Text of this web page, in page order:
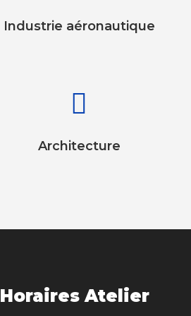
Industrie aéronautique

Architecture
Horaires Atelier